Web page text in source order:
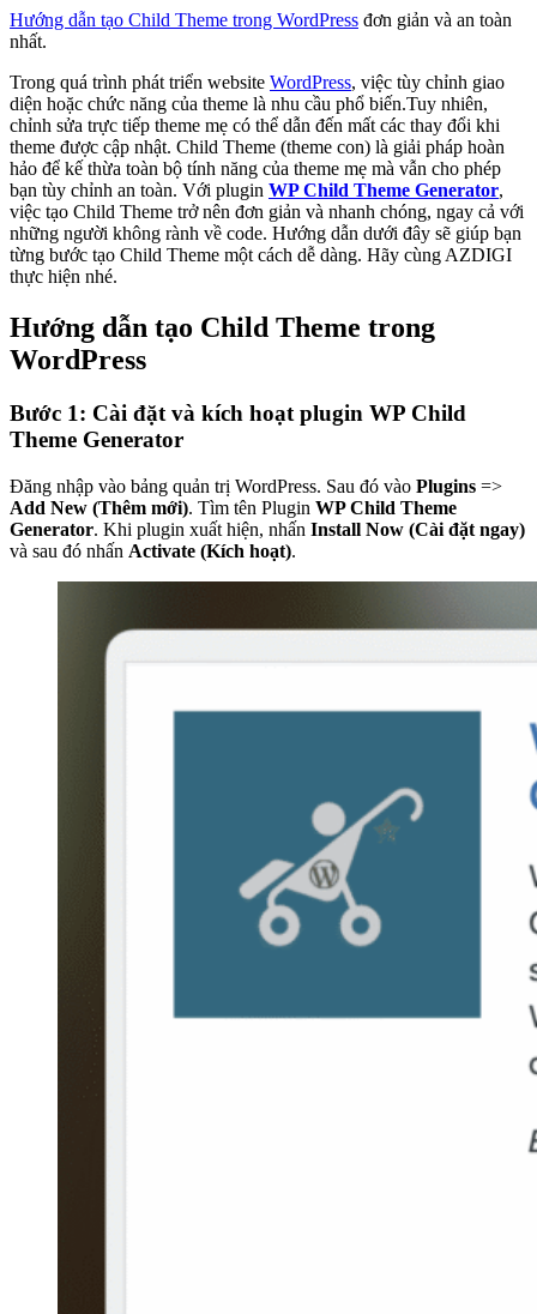
Hướng dẫn tạo Child Theme trong WordPress đơn giản và an toàn
nhất.
Trong quá trình phát triển website WordPress, việc tùy chỉnh giao
diện hoặc chức năng của theme là nhu cầu phổ biến.Tuy nhiên,
chỉnh sửa trực tiếp theme mẹ có thể dẫn đến mất các thay đổi khi
theme được cập nhật. Child Theme (theme con) là giải pháp hoàn
hảo để kế thừa toàn bộ tính năng của theme mẹ mà vẫn cho phép
bạn tùy chỉnh an toàn. Với plugin WP Child Theme Generator,
việc tạo Child Theme trở nên đơn giản và nhanh chóng, ngay cả với
những người không rành về code. Hướng dẫn dưới đây sẽ giúp bạn
từng bước tạo Child Theme một cách dễ dàng. Hãy cùng AZDIGI
thực hiện nhé.
Hướng dẫn tạo Child Theme trong
WordPress
Bước 1: Cài đặt và kích hoạt plugin WP Child
Theme Generator
Đăng nhập vào bảng quản trị WordPress. Sau đó vào Plugins =>
Add New (Thêm mới). Tìm tên Plugin WP Child Theme
Generator. Khi plugin xuất hiện, nhấn Install Now (Cài đặt ngay)
và sau đó nhấn Activate (Kích hoạt).